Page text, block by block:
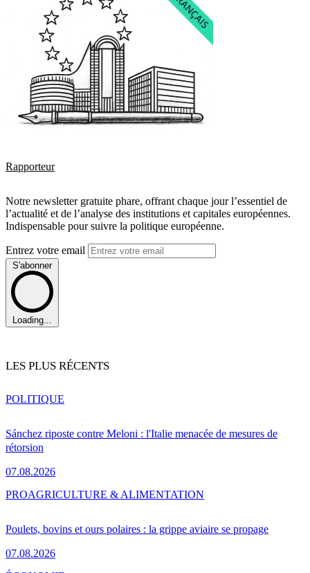
Rapporteur
Notre newsletter gratuite phare, offrant chaque jour l’essentiel de
l’actualité et de l’analyse des institutions et capitales européennes.
Indispensable pour suivre la politique européenne.
Entrez votre email
S'abonner
Loading...
LES PLUS RÉCENTS
Sánchez riposte contre Meloni : l'Italie menacée de mesures de
rétorsion
07.08.2026
POLITIQUE
Poulets, bovins et ours polaires : la grippe aviaire se propage
07.08.2026
PROAGRICULTURE & ALIMENTATION